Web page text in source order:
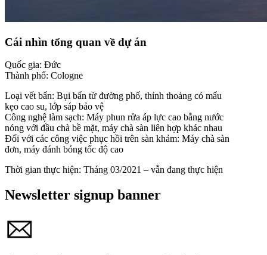
Cái nhìn tổng quan về dự án
Quốc gia: Đức
Thành phố: Cologne
Loại vết bẩn: Bụi bẩn từ đường phố, thỉnh thoảng có mẩu
kẹo cao su, lớp sáp bảo vệ
Công nghệ làm sạch: Máy phun rửa áp lực cao bằng nước
nóng với đầu chà bề mặt, máy chà sàn liên hợp khác nhau
Đối với các công việc phục hồi trên sàn khảm: Máy chà sàn
đơn, máy đánh bóng tốc độ cao
Thời gian thực hiện: Tháng 03/2021 – vẫn đang thực hiện
Newsletter signup banner